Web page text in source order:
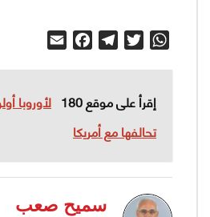
WhatsApp
Twitter
Telegram
Facebook
إقرأ على موقع 180
لأوروبا
تحالفها مع أمريكا
سميح صعب